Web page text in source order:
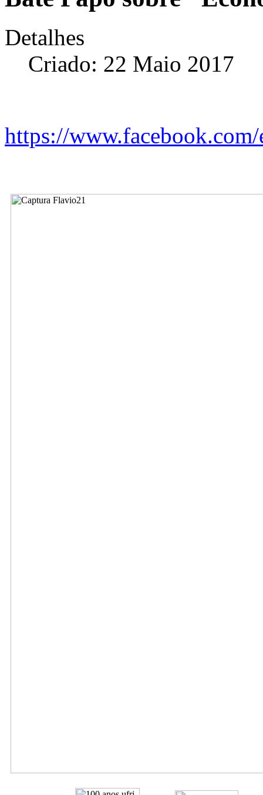
Detalhes
Criado: 22 Maio 2017
https://